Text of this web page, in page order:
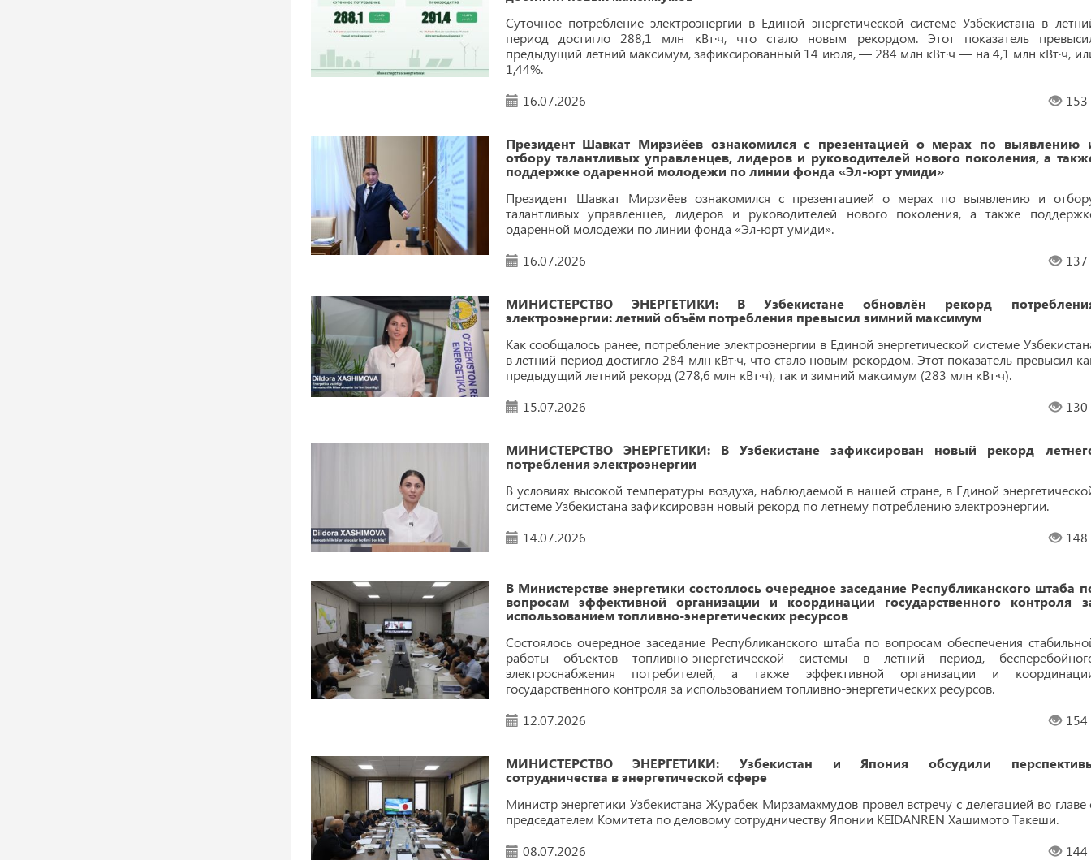
Суточное потребление электроэнергии в Единой энергетической системе Узбекистана в
период достигло 288,1 млн кВт·ч, что стало новым рекордом. Этот показатель
предыдущий летний максимум, зафиксированный 14 июля, — 284 млн кВт·ч — на 4,1 млн кВт·ч,
1,44%.
16.07.2026
153
Президент Шавкат Мирзиёев ознакомился с презентацией о мерах по выявлению
отбору талантливых управленцев, лидеров и руководителей нового поколения, а
поддержке одаренной молодежи по линии фонда «Эл-юрт умиди»
Президент Шавкат Мирзиёев ознакомился с презентацией о мерах по выявлению и
талантливых управленцев, лидеров и руководителей нового поколения, а также
одаренной молодежи по линии фонда «Эл-юрт умиди».
16.07.2026
137
МИНИСТЕРСТВО ЭНЕРГЕТИКИ: В Узбекистане обновлён рекорд
электроэнергии: летний объём потребления превысил зимний максимум
Как сообщалось ранее, потребление электроэнергии в Единой энергетической системе
в летний период достигло 284 млн кВт·ч, что стало новым рекордом. Этот показатель превысил
предыдущий летний рекорд (278,6 млн кВт·ч), так и зимний максимум (283 млн кВт·ч).
15.07.2026
130
МИНИСТЕРСТВО ЭНЕРГЕТИКИ: В Узбекистане зафиксирован новый рекорд
потребления электроэнергии
В условиях высокой температуры воздуха, наблюдаемой в нашей стране, в Единой
системе Узбекистана зафиксирован новый рекорд по летнему потреблению электроэнергии.
14.07.2026
148
В Министерстве энергетики состоялось очередное заседание Республиканского штаба
вопросам эффективной организации и координации государственного контроля
использованием топливно-энергетических ресурсов
Состоялось очередное заседание Республиканского штаба по вопросам обеспечения
работы объектов топливно-энергетической системы в летний период,
электроснабжения потребителей, а также эффективной организации и
государственного контроля за использованием топливно-энергетических ресурсов.
12.07.2026
154
МИНИСТЕРСТВО ЭНЕРГЕТИКИ: Узбекистан и Япония обсудили
сотрудничества в энергетической сфере
Министр энергетики Узбекистана Журабек Мирзамахмудов провел встречу с делегацией во главе
председателем Комитета по деловому сотрудничеству Японии KEIDANREN Хашимото Такеши.
08.07.2026
144